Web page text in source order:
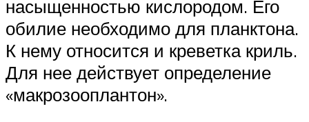
насыщенностью кислородом. Его
обилие необходимо для планктона.
К нему относится и креветка криль.
Для нее действует определение
«макрозооплантон».